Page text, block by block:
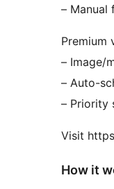
– Manual
Premium
– Image/
– Auto-
– Priority
Visit
How it